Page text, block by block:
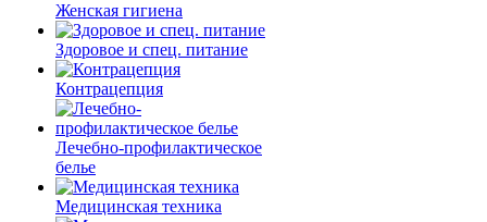
Женская гигиена
Здоровое и спец. питание
Контрацепция
Лечебно-профилактическое
белье
Медицинская техника